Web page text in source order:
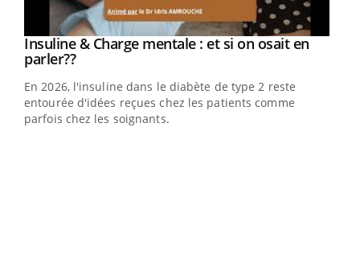
Youtube
Insuline & Charge mentale : et si on osait en
parler??Youtube
En 2026, l'insuline dans le diabète de type 2 reste
entourée d'idées reçues chez les patients comme
parfois chez les soignants.